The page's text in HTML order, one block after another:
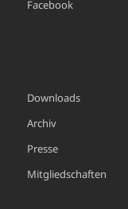
Facebook
Downloads
Archiv
Presse
Mitgliedschaften